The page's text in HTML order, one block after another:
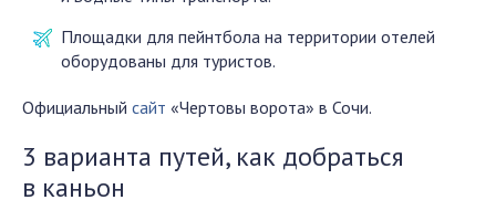
Площадки для пейнтбола на территории отелей
оборудованы для туристов.
Официальный сайт «Чертовы ворота» в Сочи.
3 варианта путей, как добраться
в каньон